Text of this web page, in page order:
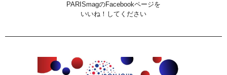
PARISmagのFacebookページを
いいね！してください